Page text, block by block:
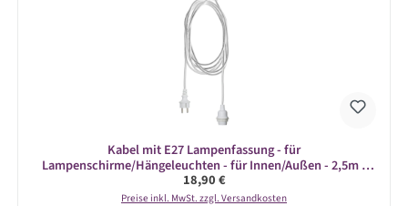
Kabel mit E27 Lampenfassung - für
Lampenschirme/Hängeleuchten - für Innen/Außen - 2,5m -
weiß
Regulärer Preis:
18,90 €
Preise inkl. MwSt. zzgl. Versandkosten